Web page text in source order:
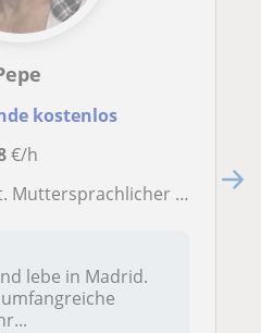
kostenlos
€/h
Lehrer
lebe in Madrid.